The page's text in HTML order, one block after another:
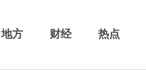
地方 财经 热点